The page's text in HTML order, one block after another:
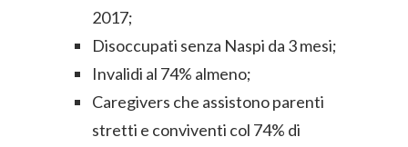
2017;
Disoccupati senza Naspi da 3 mesi;
Invalidi al 74% almeno;
Caregivers che assistono parenti
stretti e conviventi col 74% di